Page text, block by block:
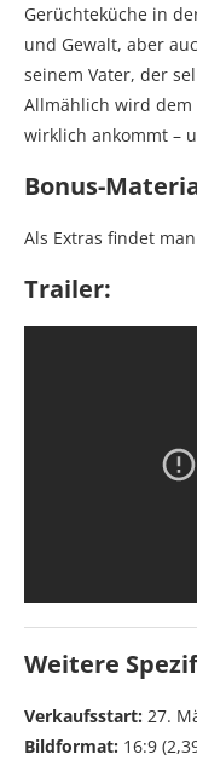
Gerüchteküche in
und Gewalt, aber
seinem Vater, der
Allmählich wird dem
wirklich ankommt –
Bonus-
Als Extras findet
Trailer:
Weitere
Verkaufsstart: 27.
Bildformat: 16:9